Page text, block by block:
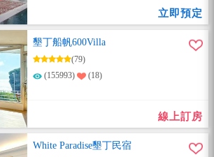
立即預定
墾丁船帆600Villa
(79)
(155993)
(18)
線上訂房
White Paradise墾丁民宿